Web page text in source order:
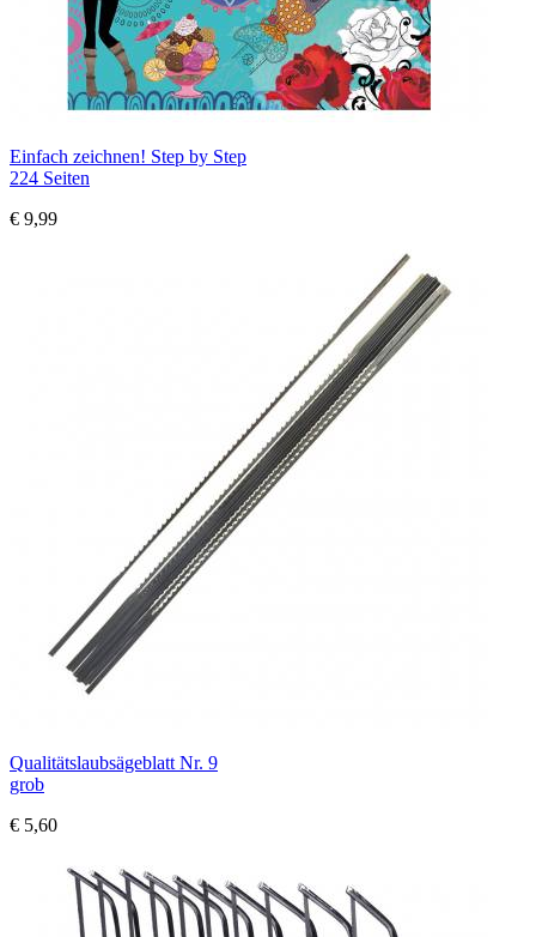
Einfach zeichnen! Step by Step
224 Seiten
€ 9,99
Qualitätslaubsägeblatt Nr. 9
grob
€ 5,60